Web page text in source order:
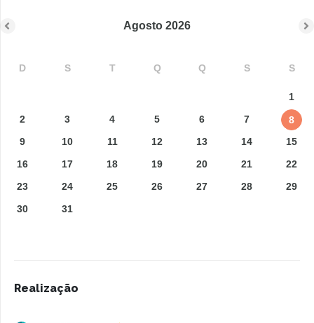
Agosto 2026
D S T Q Q S S
1
2
3 4 5 6 7
8
9
10 11 12 13 14
15
16
17 18 19 20 21
22
23
24 25 26 27 28
29
30
31
Realização